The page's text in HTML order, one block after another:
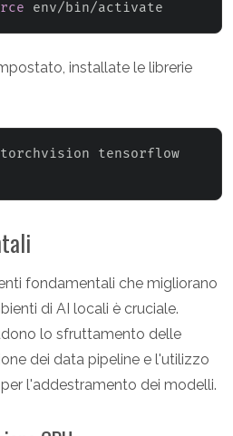
env/bin/activate
installate le librerie
tensorflow
fondamentali che migliorano
di AI locali è cruciale.
lo sfruttamento delle
dei data pipeline e l'utilizzo
l'addestramento dei modelli.